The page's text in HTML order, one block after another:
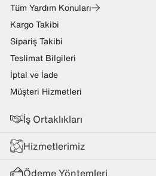
Tüm Yardım Konuları
Kargo Takibi
Sipariş Takibi
Teslimat Bilgileri
İptal ve İade
Müşteri Hizmetleri
İş Ortaklıkları
Hizmetlerimiz
Ödeme Yöntemleri